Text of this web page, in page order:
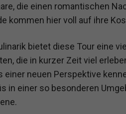
die einen romantischen
kommen hier voll auf ihre
bietet diese Tour eine
die in kurzer Zeit viel
neuen Perspektive
in einer so besonderen